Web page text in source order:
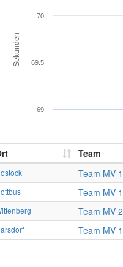
Sekunden
69
69.5
70
Team
Team MV 1
Team MV 1
Team MV 2
Team MV 1